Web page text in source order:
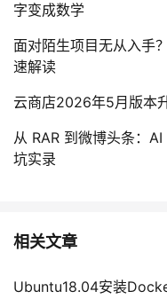
字变成数学
面对陌生项目无从入手
速解读
云商店2026年5月版本
从 RAR 到微博头条：
坑实录
相关文章
Ubuntu18.04安装